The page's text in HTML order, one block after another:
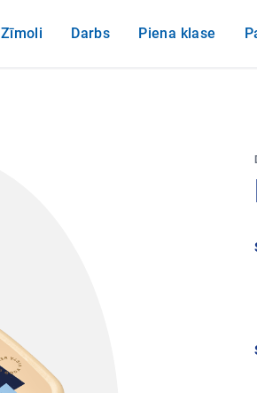
Zīmoli Darbs Piena klase